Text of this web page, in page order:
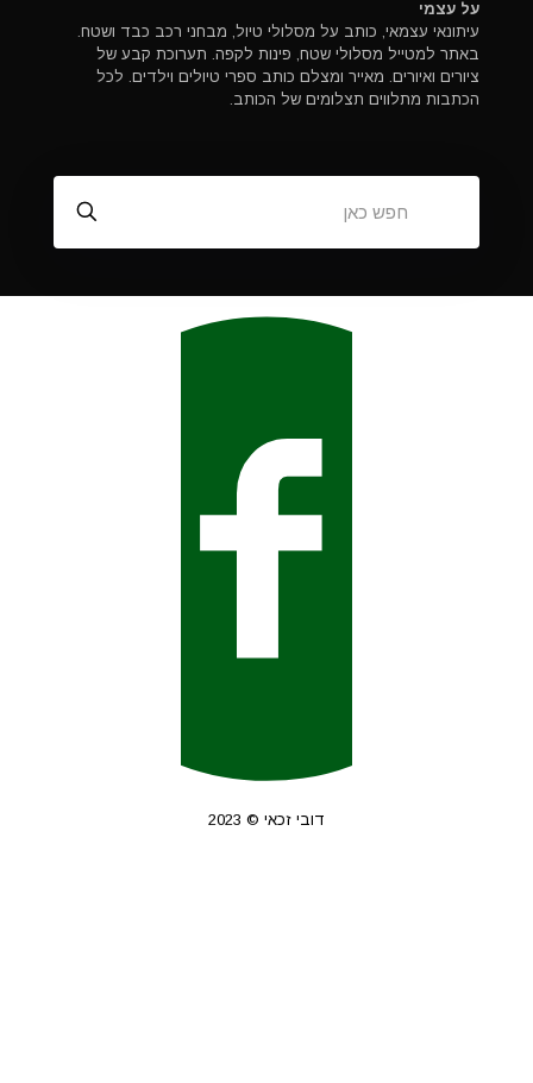
על עצמי
עיתונאי עצמאי, כותב על מסלולי טיול, מבחני רכב כבד ושטח.
באתר למטייל מסלולי שטח, פינות לקפה. תערוכת קבע של
ציורים ואיורים. מאייר ומצלם כותב ספרי טיולים וילדים. לכל
הכתבות מתלווים תצלומים של הכותב.
דובי זכאי © 2023